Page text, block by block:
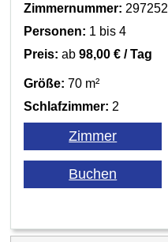
Zimmernummer: 297252
Personen: 1 bis 4
Preis: ab98,00 € / Tag
Größe: 70 m²
Schlafzimmer: 2